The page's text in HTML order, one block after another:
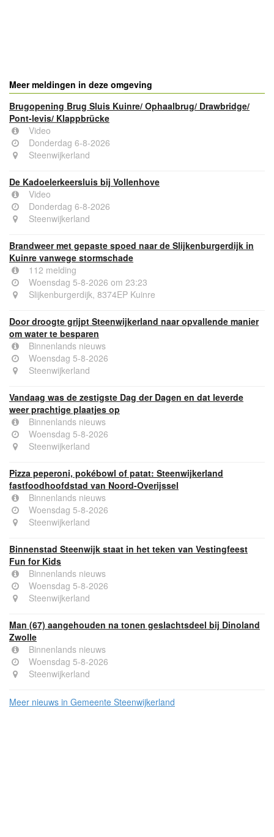
Meer meldingen in deze omgeving
Brugopening Brug Sluis Kuinre/ Ophaalbrug/ Drawbridge/
Pont-levis/ Klappbrücke
Video
Donderdag 6-8-2026
Steenwijkerland
De Kadoelerkeersluis bij Vollenhove
Video
Donderdag 6-8-2026
Steenwijkerland
Brandweer met gepaste spoed naar de Slijkenburgerdijk in
Kuinre vanwege stormschade
112 melding
Woensdag 5-8-2026 om 23:23
Slijkenburgerdijk, 8374EP Kuinre
Door droogte grijpt Steenwijkerland naar opvallende manier
om water te besparen
Binnenlands nieuws
Woensdag 5-8-2026
Steenwijkerland
Vandaag was de zestigste Dag der Dagen en dat leverde
weer prachtige plaatjes op
Binnenlands nieuws
Woensdag 5-8-2026
Steenwijkerland
Pizza peperoni, pokébowl of patat: Steenwijkerland
fastfoodhoofdstad van Noord-Overijssel
Binnenlands nieuws
Woensdag 5-8-2026
Steenwijkerland
Binnenstad Steenwijk staat in het teken van Vestingfeest
Fun for Kids
Binnenlands nieuws
Woensdag 5-8-2026
Steenwijkerland
Man (67) aangehouden na tonen geslachtsdeel bij Dinoland
Zwolle
Binnenlands nieuws
Woensdag 5-8-2026
Steenwijkerland
Meer nieuws in Gemeente Steenwijkerland